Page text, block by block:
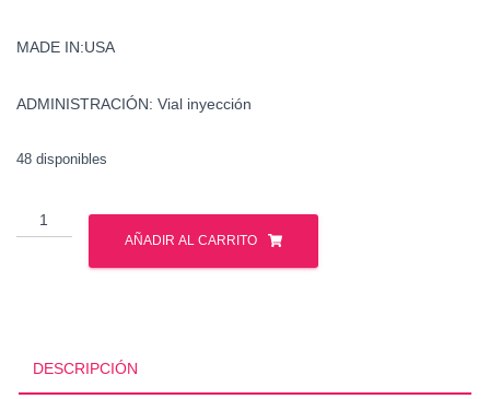
MADE IN:USA
ADMINISTRACIÓN: Vial inyección
48 disponibles
Testosterona
Propionato
AÑADIR AL CARRITO
DESCRIPCIÓN